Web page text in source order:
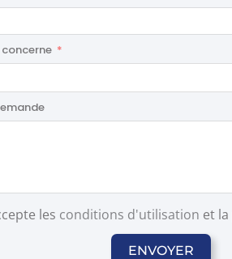
les conditions d'utilisation et la
ENVOYER